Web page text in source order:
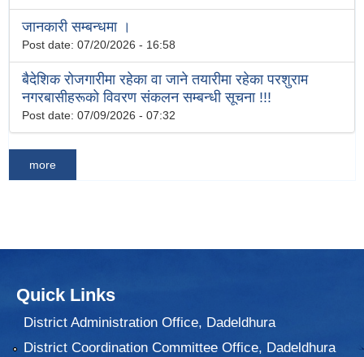
जानकारी सम्बन्धमा ।
Post date: 07/20/2026 - 16:58
बैदेशिक रोजगारीमा रहेका वा जाने तयारीमा रहेका परशुराम
नगरबासीहरूको विवरण संकलन सम्बन्धी सूचना !!!
Post date: 07/09/2026 - 07:32
more
Quick Links
District Administration Office, Dadeldhura
District Coordination Committee Office, Dadeldhura